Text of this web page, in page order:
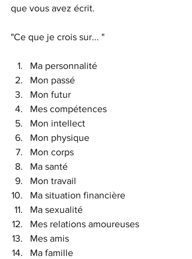
que vous avez écrit.
"Ce que je crois sur... "
Ma personnalité
Mon passé
Mon futur
Mes compétences
Mon intellect
Mon physique
Mon corps
Ma santé
Mon travail
Ma situation financière
Ma sexualité
Mes relations amoureuses
Mes amis
Ma famille